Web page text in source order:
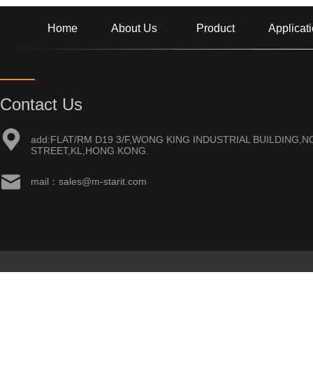
add:FLAT/RM D19 3/F,WONG KING INDUSTRIAL
STREET,KL,HONG KONG.
mail：sales@m-starit.com
Home About Us Product
Contact Us